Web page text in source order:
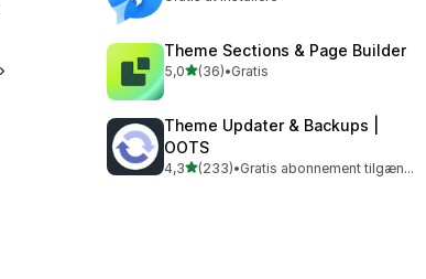
Theme Sections & Page Builder
5,0ud af 5 stjerner
(36)
36 anmeldelser i alt
•Gratis
Theme Updater & Backups |
OOTS
4,3ud af 5 stjerner
(233)
233 anmeldelser i alt
• Gratis abonnement tilgængeligt